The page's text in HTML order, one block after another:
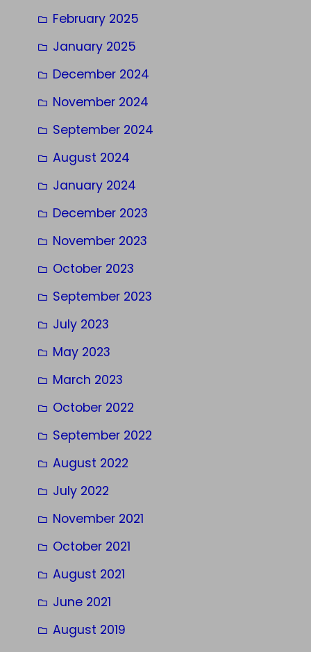
February 2025
January 2025
December 2024
November 2024
September 2024
August 2024
January 2024
December 2023
November 2023
October 2023
September 2023
July 2023
May 2023
March 2023
October 2022
September 2022
August 2022
July 2022
November 2021
October 2021
August 2021
June 2021
August 2019